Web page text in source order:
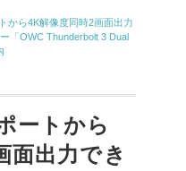
から4K解像度同時2画面出力
「OWC Thunderbolt 3 Dual
ートから
面出力でき